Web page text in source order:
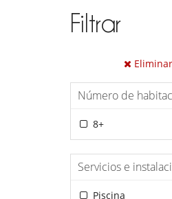
Filtrar
Número de
8+
Servicios e
Piscina